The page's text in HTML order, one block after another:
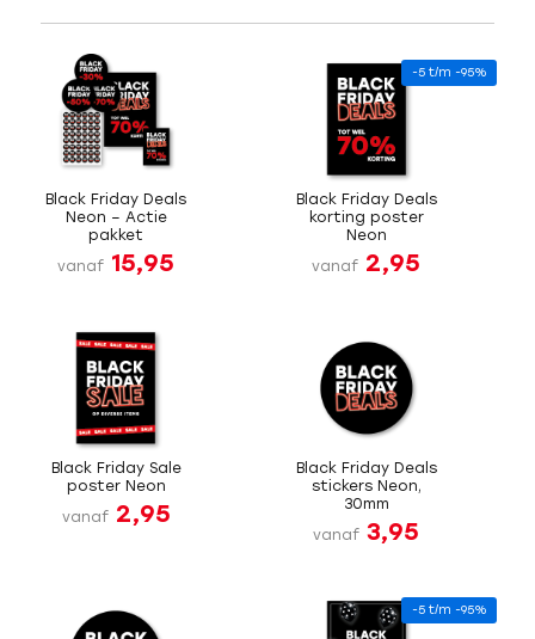
Black Friday Deals
Neon – Actie
pakket
vanaf 15,95
-5 t/m -95%
Black Friday Deals
korting poster
Neon
vanaf 2,95
Black Friday Sale
poster Neon
vanaf 2,95
Black Friday Deals
stickers Neon,
30mm
vanaf 3,95
-5 t/m -95%